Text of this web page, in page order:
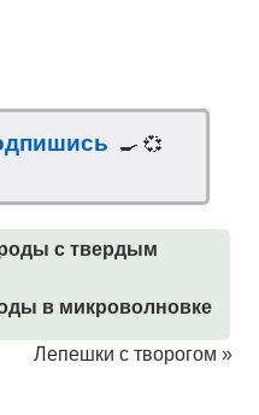
🍳 💞
с твердым
в микроволновке
Лепешки с творогом »